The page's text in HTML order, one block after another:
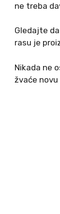
ne treba
Gledajte
rasu je
Nikada ne
žvaće